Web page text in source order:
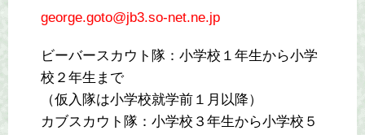
george.goto@jb3.so-net.ne.jp
ビーバースカウト隊：小学校１年生から小学
校２年生まで
（仮入隊は小学校就学前１月以降）
カブスカウト隊：小学校３年生から小学校５